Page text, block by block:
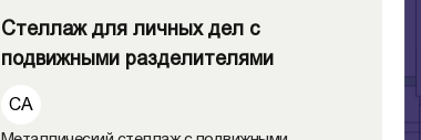
Стеллаж для личных дел с
подвижными разделителями
СА